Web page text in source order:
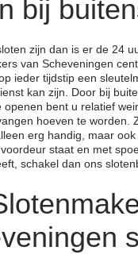
bij
zijn dan is er de 24
van Scheveningen
ieder tijdstip een
kan zijn. Door bij
openen bent u relatief
hoeven te worden.
erg handig, maar
staat en met
schakel dan ons